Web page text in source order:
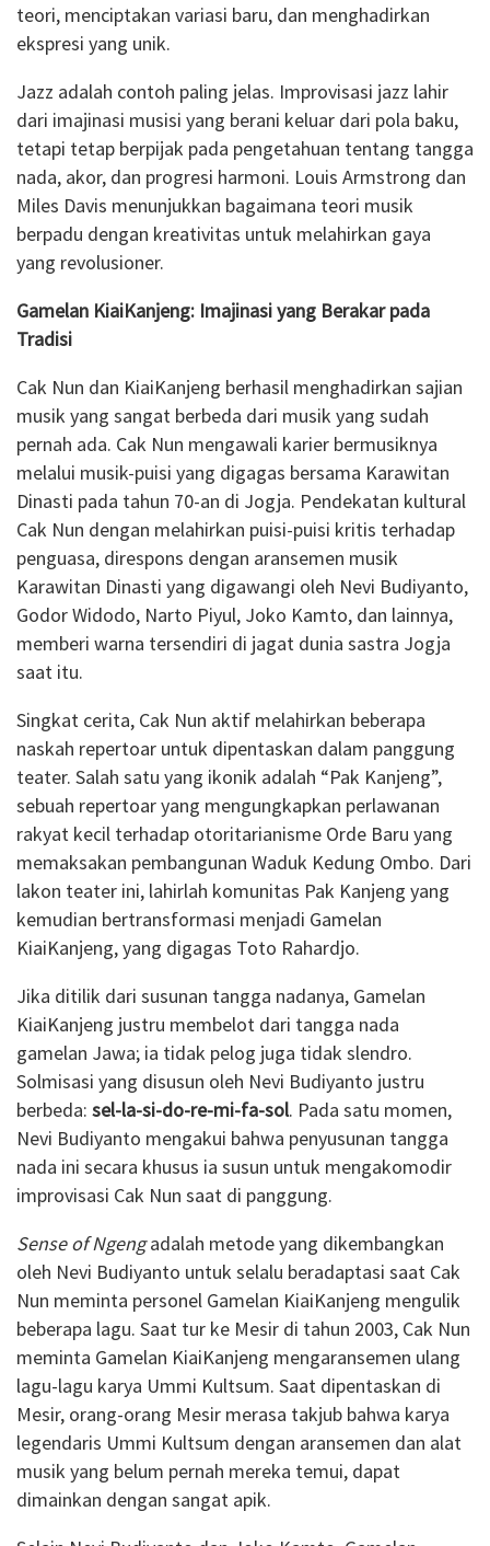
teori, menciptakan variasi baru, dan menghadirkan
ekspresi yang unik.
Jazz adalah contoh paling jelas. Improvisasi jazz lahir
dari imajinasi musisi yang berani keluar dari pola baku,
tetapi tetap berpijak pada pengetahuan tentang tangga
nada, akor, dan progresi harmoni. Louis Armstrong dan
Miles Davis menunjukkan bagaimana teori musik
berpadu dengan kreativitas untuk melahirkan gaya
yang revolusioner.
Gamelan KiaiKanjeng: Imajinasi yang Berakar pada
Tradisi
Cak Nun dan KiaiKanjeng berhasil menghadirkan sajian
musik yang sangat berbeda dari musik yang sudah
pernah ada. Cak Nun mengawali karier bermusiknya
melalui musik-puisi yang digagas bersama Karawitan
Dinasti pada tahun 70-an di Jogja. Pendekatan kultural
Cak Nun dengan melahirkan puisi-puisi kritis terhadap
penguasa, direspons dengan aransemen musik
Karawitan Dinasti yang digawangi oleh Nevi Budiyanto,
Godor Widodo, Narto Piyul, Joko Kamto, dan lainnya,
memberi warna tersendiri di jagat dunia sastra Jogja
saat itu.
Singkat cerita, Cak Nun aktif melahirkan beberapa
naskah repertoar untuk dipentaskan dalam panggung
teater. Salah satu yang ikonik adalah “Pak Kanjeng”,
sebuah repertoar yang mengungkapkan perlawanan
rakyat kecil terhadap otoritarianisme Orde Baru yang
memaksakan pembangunan Waduk Kedung Ombo. Dari
lakon teater ini, lahirlah komunitas Pak Kanjeng yang
kemudian bertransformasi menjadi Gamelan
KiaiKanjeng, yang digagas Toto Rahardjo.
Jika ditilik dari susunan tangga nadanya, Gamelan
KiaiKanjeng justru membelot dari tangga nada
gamelan Jawa; ia tidak pelog juga tidak slendro.
Solmisasi yang disusun oleh Nevi Budiyanto justru
berbeda: sel-la-si-do-re-mi-fa-sol. Pada satu momen,
Nevi Budiyanto mengakui bahwa penyusunan tangga
nada ini secara khusus ia susun untuk mengakomodir
improvisasi Cak Nun saat di panggung.
Sense of Ngengadalah metode yang dikembangkan
oleh Nevi Budiyanto untuk selalu beradaptasi saat Cak
Nun meminta personel Gamelan KiaiKanjeng mengulik
beberapa lagu. Saat tur ke Mesir di tahun 2003, Cak Nun
meminta Gamelan KiaiKanjeng mengaransemen ulang
lagu-lagu karya Ummi Kultsum. Saat dipentaskan di
Mesir, orang-orang Mesir merasa takjub bahwa karya
legendaris Ummi Kultsum dengan aransemen dan alat
musik yang belum pernah mereka temui, dapat
dimainkan dengan sangat apik.